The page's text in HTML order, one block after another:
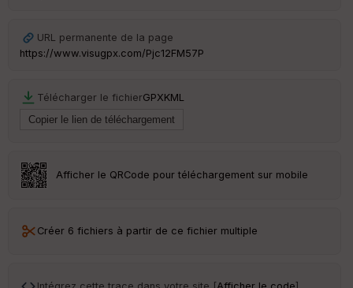
URL permanente de la page
https://www.visugpx.com/Pjc12FM57P
Télécharger le fichierGPXKML
Afficher le QRCode pour téléchargement sur mobile
Créer 6 fichiers à partir de ce fichier multiple